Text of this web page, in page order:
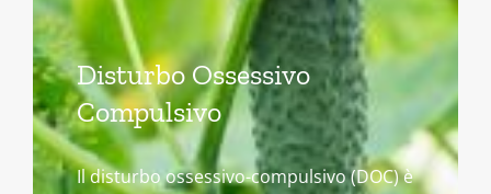
Disturbo Ossessivo
Compulsivo
Il disturbo ossessivo-compulsivo (DOC) è